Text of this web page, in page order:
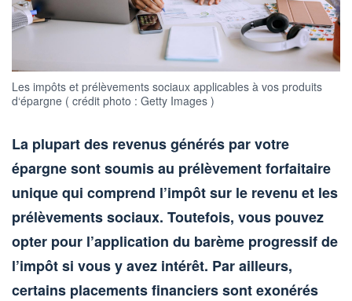
Les impôts et prélèvements sociaux applicables à vos produits
d‘épargne ( crédit photo : Getty Images )
La plupart des revenus générés par votre
épargne sont soumis au prélèvement forfaitaire
unique qui comprend l’impôt sur le revenu et les
prélèvements sociaux. Toutefois, vous pouvez
opter pour l’application du barème progressif de
l’impôt si vous y avez intérêt. Par ailleurs,
certains placements financiers sont exonérés